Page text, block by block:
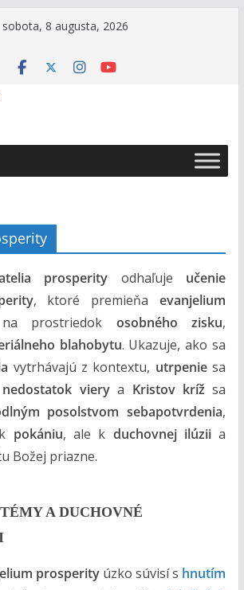
sobota, 8 augusta, 2026
s
B
o
h
o
m
prosperity odhaľuje učenie
, ktoré premieňaevanjelium
prostriedok osobného zisku,
blahobytu. Ukazuje, ako sa
vytrhávajú z kontextu, utrpeniesa
nedostatok vierya Kristov kríž sa
posolstvom sebapotvrdenia,
pokániu, ale k duchovnej ilúziia
Božej priazne.
A DUCHOVNÉ
prosperityúzko súvisí s hnutím